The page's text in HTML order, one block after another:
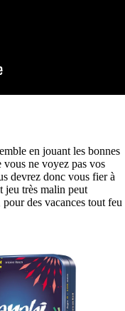
en jouant les bonnes
vous ne voyez pas vos
devrez donc vous fier à
jeu très malin peut
des vacances tout feu